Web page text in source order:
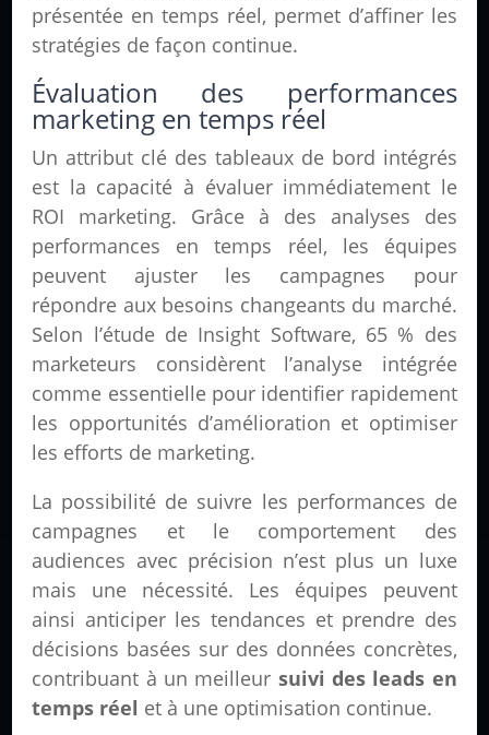
présentée en temps réel, permet d’affiner les
stratégies de façon continue.
Évaluation des performances
marketing en temps réel
Un attribut clé des tableaux de bord intégrés
est la capacité à évaluer immédiatement le
ROI marketing. Grâce à des analyses des
performances en temps réel, les équipes
peuvent ajuster les campagnes pour
répondre aux besoins changeants du marché.
Selon l’étude de Insight Software, 65 % des
marketeurs considèrent l’analyse intégrée
comme essentielle pour identifier rapidement
les opportunités d’amélioration et optimiser
les efforts de marketing.
La possibilité de suivre les performances de
campagnes et le comportement des
audiences avec précision n’est plus un luxe
mais une nécessité. Les équipes peuvent
ainsi anticiper les tendances et prendre des
décisions basées sur des données concrètes,
contribuant à un meilleur suivi des leads en
temps réel et à une optimisation continue.